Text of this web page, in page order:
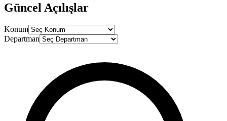
Güncel Açılışlar
Konum
Departman